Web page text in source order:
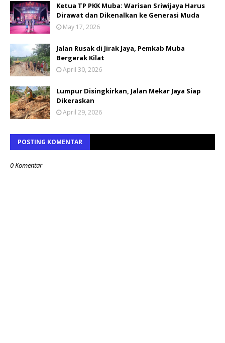
Ketua TP PKK Muba: Warisan Sriwijaya Harus
Dirawat dan Dikenalkan ke Generasi Muda
May 17, 2026
Jalan Rusak di Jirak Jaya, Pemkab Muba
Bergerak Kilat
April 30, 2026
Lumpur Disingkirkan, Jalan Mekar Jaya Siap
Dikeraskan
April 29, 2026
POSTING KOMENTAR
0 Komentar